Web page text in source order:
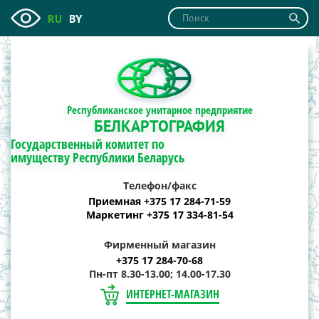
RU BY
Республиканское унитарное предприятие
БЕЛКАРТОГРАФИЯ
Государственный комитет по
имуществу Республики Беларусь
Телефон/факс
Приемная +375 17 284-71-59
Маркетинг +375 17 334-81-54
Фирменный магазин
+375 17 284-70-68
Пн-пт 8.30-13.00; 14.00-17.30
ИНТЕРНЕТ-МАГАЗИН